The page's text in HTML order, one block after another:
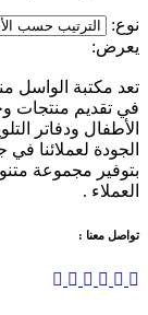
نوع:
يعرض:
تعد مكتبة الواسل
في تقديم منتجات
الأطفال ودفاتر
الجودة لعملائنا في
بتوفير مجموعة
العملاء .
تواصل معنا :